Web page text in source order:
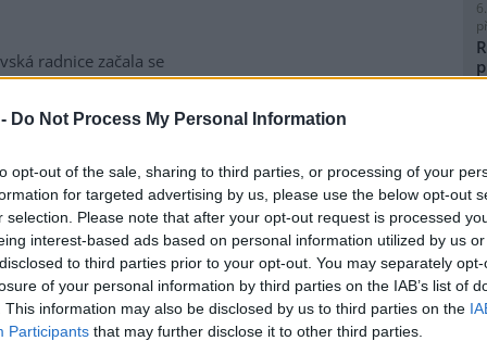
Do Not Process My Personal Information
opt-out of the sale, sharing to third parties, or processing of your
for targeted advertising by us, please use the below opt-out
selection. Please note that after your opt-out request is processed
interest-based ads based on personal information utilized by us
to third parties prior to your opt-out. You may separately
of your personal information by third parties on the IAB’s list of
This information may also be disclosed by us to third parties on the
Participants that may further disclose it to other third parties.
radnice začala se
likvidací bolševníku
který patří k
invazním
ve Slezské Ostravě letos
kombinuje chemické i
Gabriela Pokorná.
výrobu nového